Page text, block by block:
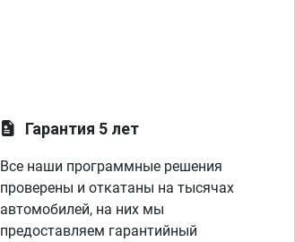
Гарантия 5 лет
Все наши программные решения
проверены и откатаны на тысячах
автомобилей, на них мы
предоставляем гарантийный